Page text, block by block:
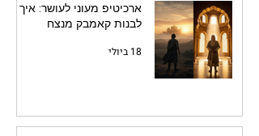
ארכיטיפ מעוני לעושר: איך
לבנות קאמבק מנצח
18 ביולי